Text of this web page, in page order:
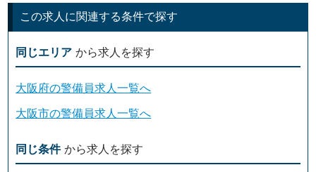
この求人に関連する条件で探す
同じエリア から求人を探す
大阪府の警備員求人一覧へ
大阪市の警備員求人一覧へ
同じ条件 から求人を探す